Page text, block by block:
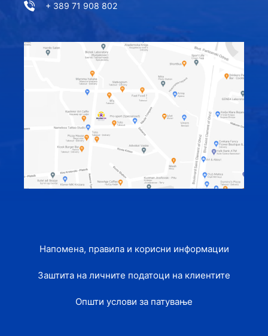
+ 389 71 908 802
Напомена, правила и корисни информации
Заштита на личните податоци на клиентите
Општи услови за патување